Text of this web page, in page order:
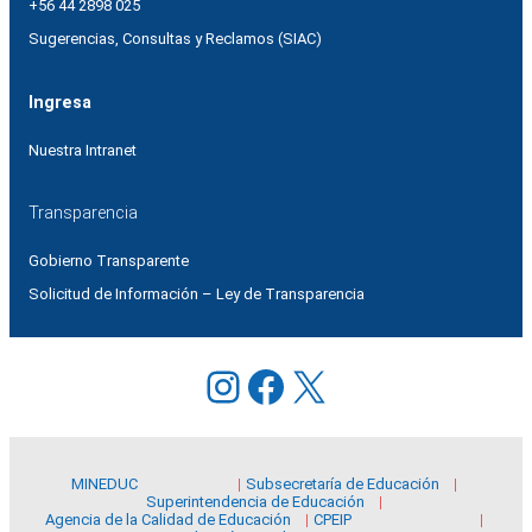
+56 44 2898 025
Sugerencias, Consultas y Reclamos (SIAC)
Ingresa
Nuestra Intranet
Transparencia
Gobierno Transparente
Solicitud de Información – Ley de Transparencia
Instagram
Facebook
X
MINEDUC
Subsecretaría de Educación
Superintendencia de Educación
Agencia de la Calidad de Educación
CPEIP